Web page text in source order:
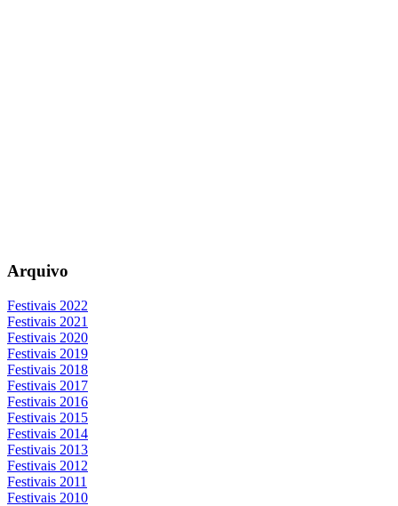
Arquivo
Festivais 2022
Festivais 2021
Festivais 2020
Festivais 2019
Festivais 2018
Festivais 2017
Festivais 2016
Festivais 2015
Festivais 2014
Festivais 2013
Festivais 2012
Festivais 2011
Festivais 2010